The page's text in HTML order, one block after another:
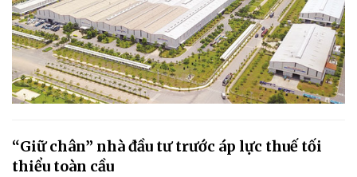
“Giữ chân” nhà đầu tư trước áp lực thuế tối
thiểu toàn cầu